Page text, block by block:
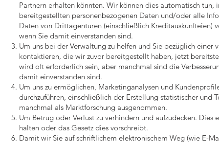
Partnern erhalten könnten. Wir können dies automatisch
bereitgestellten personenbezogenen Daten und/oder alle
Daten von Drittagenturen (einschließlich Kreditauskunfteien)
wenn Sie damit einverstanden sind.
Um uns bei der Verwaltung zu helfen und Sie bezüglich
kontaktieren, die wir zuvor bereitgestellt haben, jetzt
wird oft erforderlich sein, aber manchmal sind die
damit einverstanden sind.
Um uns zu ermöglichen, Marketinganalysen und
durchzuführen, einschließlich der Erstellung statistischer
manchmal als Marktforschung ausgenommen.
Um Betrug oder Verlust zu verhindern und aufzudecken.
halten oder das Gesetz dies vorschreibt.
Damit wir Sie auf schriftlichem elektronischem Weg (wie E-